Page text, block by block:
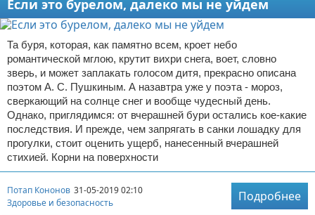
Если это бурелом, далеко мы не уйдем
Та буря, которая, как памятно всем, кроет небо
романтической мглою, крутит вихри снега, воет, словно
зверь, и может заплакать голосом дитя, прекрасно описана
поэтом А. С. Пушкиным. А назавтра уже у поэта - мороз,
сверкающий на солнце снег и вообще чудесный день.
Однако, приглядимся: от вчерашней бури остались кое-какие
последствия. И прежде, чем запрягать в санки лошадку для
прогулки, стоит оценить ущерб, нанесенный вчерашней
стихией. Корни на поверхности
Потап Кононов 31-05-2019 02:10
Здоровье и безопасность
Подробнее